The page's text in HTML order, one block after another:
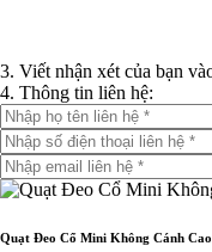
3. Viết nhận xét của bạn
4. Thông tin liên hệ:
Quạt Đeo Cổ Mini Không Cánh